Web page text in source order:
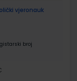
vjeronauk
broj